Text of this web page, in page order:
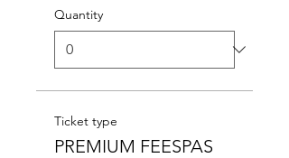
Quantity
Ticket type
PREMIUM FEESPAS